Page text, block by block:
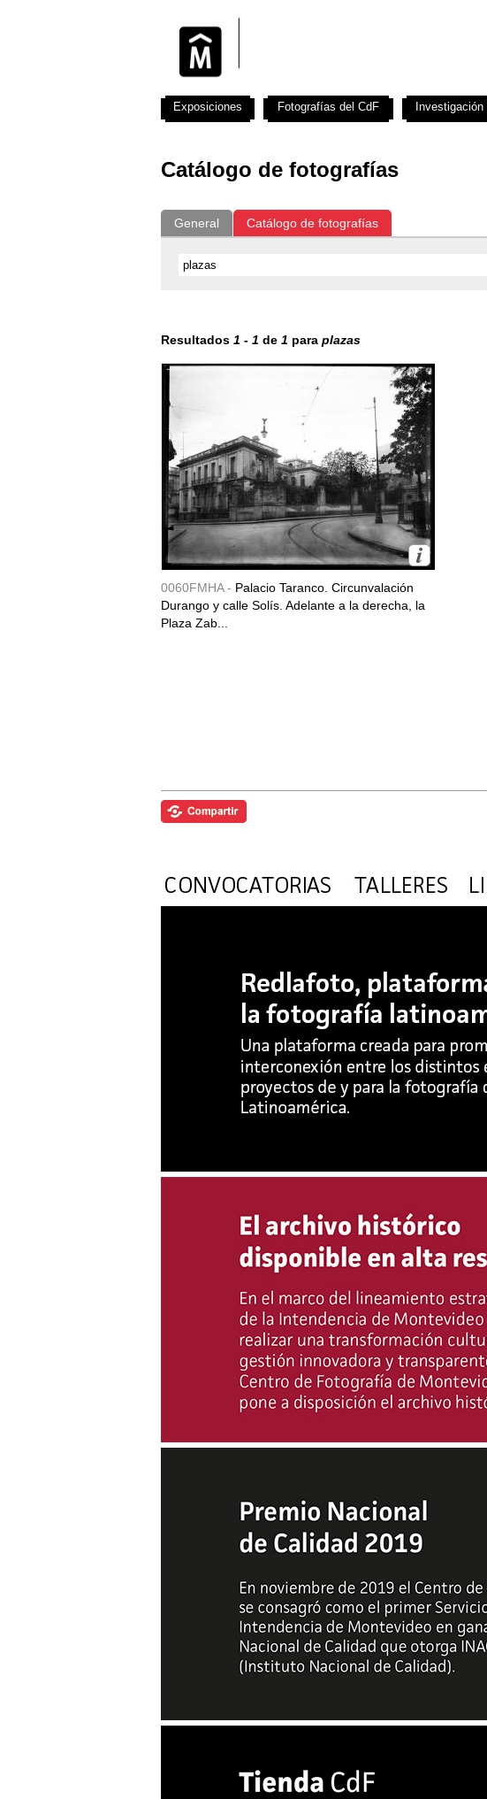
Catálogo de fotografías
General Catálogo de fotografías
Resultados 1 - 1 de 1 para plazas
0060FMHA - Palacio Taranco. Circunvalación
Durango y calle Solís. Adelante a la derecha, la
Plaza Zab...
Exposiciones Fotografías del CdF Investigación